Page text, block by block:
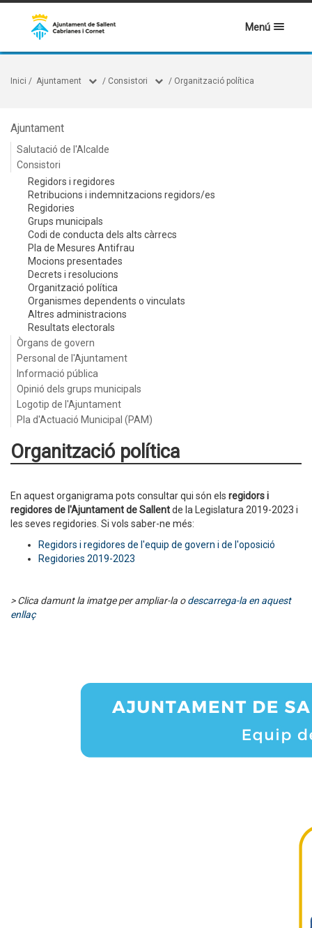
Menú
Inici / Ajuntament / Consistori / Organització política
Ajuntament
Salutació de l'Alcalde
Consistori
Regidors i regidores
Retribucions i indemnitzacions regidors/es
Regidories
Grups municipals
Codi de conducta dels alts càrrecs
Pla de Mesures Antifrau
Mocions presentades
Decrets i resolucions
Organització política
Organismes dependents o vinculats
Altres administracions
Resultats electorals
Òrgans de govern
Personal de l'Ajuntament
Informació pública
Opinió dels grups municipals
Logotip de l'Ajuntament
Pla d'Actuació Municipal (PAM)
Organització política
En aquest organigrama pots consultar qui són els regidors i
regidores de l'Ajuntament de Sallentde la Legislatura 2019-2023 i
les seves regidories. Si vols saber-ne més:
Regidors i regidores de l'equip de govern i de l'oposició
Regidories 2019-2023
> Clica damunt la imatge per ampliar-la odescarrega-la en aquest
enllaç